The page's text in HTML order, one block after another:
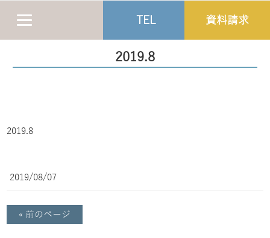
TEL 資料請求
2019.8
2019.8
2019/08/07
« 前のページ